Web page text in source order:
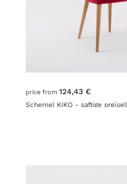
price from 124,43 €
Schemel KIKO - saftige